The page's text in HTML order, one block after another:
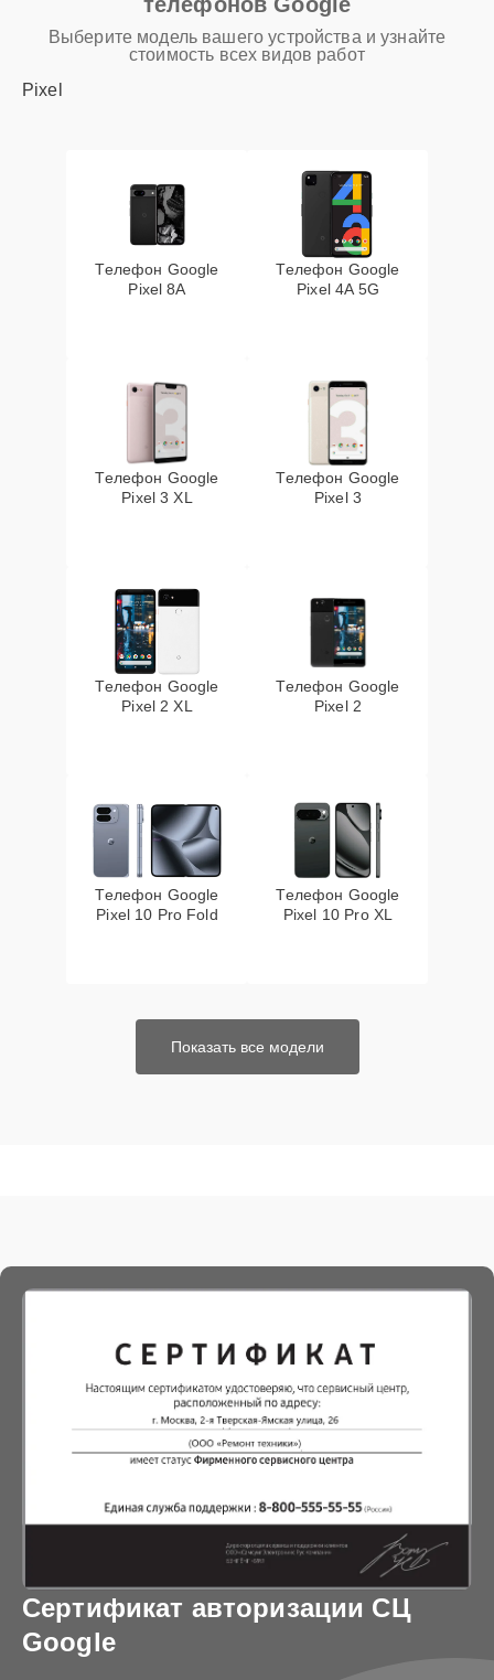
Выберите модель вашего устройства и узнайте
стоимость всех видов работ
Pixel
Телефон Google
Pixel 8A
Телефон Google
Pixel 4A 5G
Телефон Google
Pixel 3 XL
Телефон Google
Pixel 3
Телефон Google
Pixel 2 XL
Телефон Google
Pixel 2
Телефон Google
Pixel 10 Pro Fold
Телефон Google
Pixel 10 Pro XL
Показать все модели
Сертификат авторизации СЦ
Google